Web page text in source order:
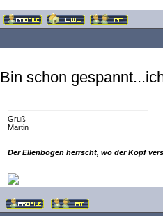
Bin schon
Gruß
Martin
Der Ellenbogen herrscht, wo der Kopf